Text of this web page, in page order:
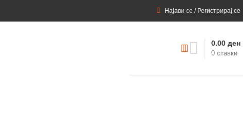
Најави се / Регистрирај се
0 ставки
0.00 ден